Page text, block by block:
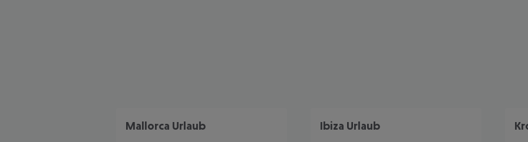
Mallorca Urlaub Ibiza Urlaub